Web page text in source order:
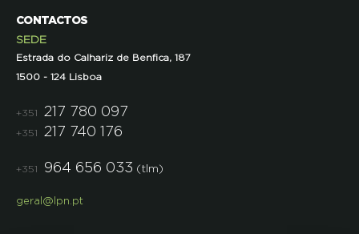
CONTACTOS
SEDE
Estrada do Calhariz de Benfica, 187
1500 - 124 Lisboa
+351 217 780 097
+351 217 740 176
+351 964 656 033 (tlm)
geral@lpn.pt